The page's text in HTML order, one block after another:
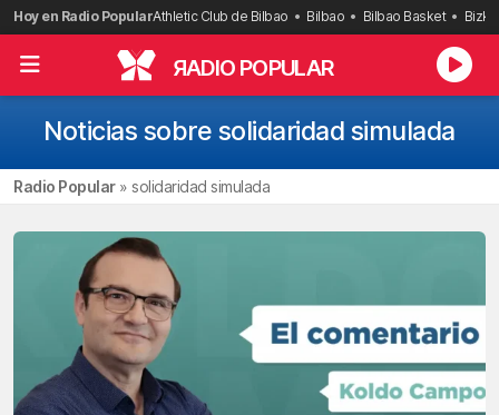
Saltar
al
contenido
Hoy en Radio PopularAthletic Club de Bilbao Bilbao Bilbao Basket
RADIO POPULAR
Noticias sobre solidaridad simulada
Radio Popular» solidaridad simulada